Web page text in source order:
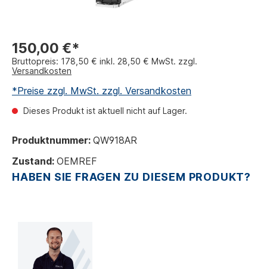
150,00 €*
Bruttopreis: 178,50 € inkl. 28,50 € MwSt. zzgl.
Versandkosten
*Preise zzgl. MwSt. zzgl. Versandkosten
Dieses Produkt ist aktuell nicht auf Lager.
Produktnummer: QW918AR
Zustand: OEMREF
HABEN SIE FRAGEN ZU DIESEM PRODUKT?